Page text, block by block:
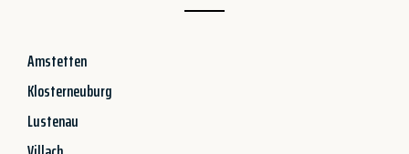
Amstetten
Klosterneuburg
Lustenau